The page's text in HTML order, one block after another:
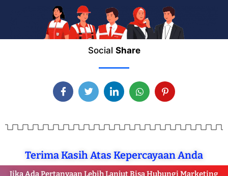
Social Share
Terima Kasih Atas Kepercayaan Anda
Jika Ada Pertanyaan Lebih Lanjut Bisa Hubungi Marketing